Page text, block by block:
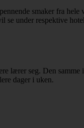
smaker fra hele
se under respektive
lærer seg. Den
dager i uken.